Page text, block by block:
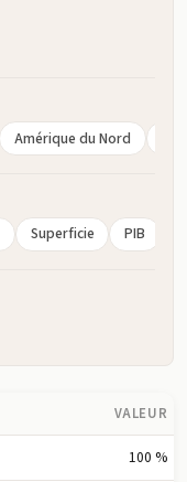
Amérique du Nord
Superficie PIB
VALEUR
100 %